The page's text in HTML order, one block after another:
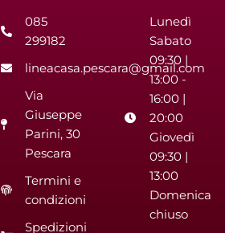
085
299182
lineacasa.pescara@gmail.com
Via
Giuseppe
Parini, 30
Pescara
Termini e
condizioni
Spedizioni
Lunedì
Sabato
09:30 |
13:00 -
16:00 |
20:00
Giovedì
09:30 |
13:00
Domenica
chiuso